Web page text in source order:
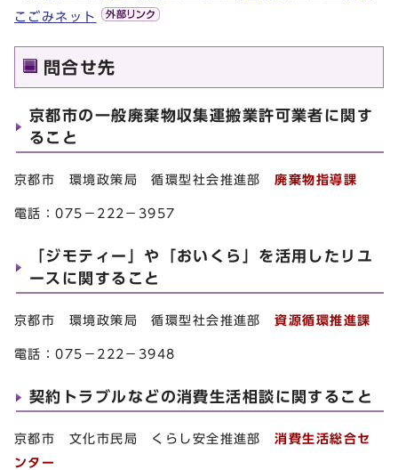
こごみネット
問合せ先
京都市の一般廃棄物収集運搬業許可業者に関す
ること
京都市 環境政策局 循環型社会推進部 廃棄物指導課
電話：075－222－3957
「ジモティー」や「おいくら」を活用したリユ
ースに関すること
京都市 環境政策局 循環型社会推進部資源循環推進課
電話：075－222－3948
契約トラブルなどの消費生活相談に関すること
京都市 文化市民局 くらし安全推進部消費生活総合セ
ンター